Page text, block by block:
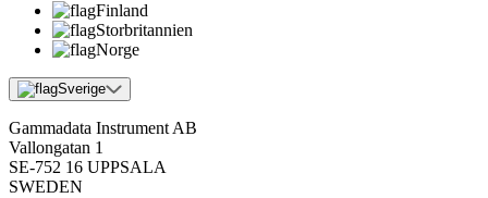
Finland
Storbritannien
Norge
Sverige
Gammadata Instrument AB
Vallongatan 1
SE-752 16 UPPSALA
SWEDEN